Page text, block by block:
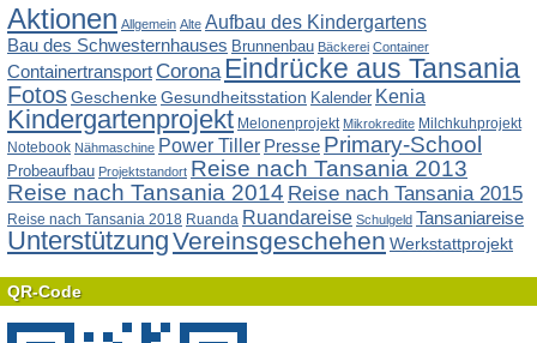
Aktionen Allgemein Alte Aufbau des Kindergartens
Bau des Schwesternhauses Brunnenbau Bäckerei Container
Containertransport Corona Eindrücke aus Tansania
FotosGeschenkeGesundheitsstation Kalender Kenia
Kindergartenprojekt Melonenprojekt Mikrokredite Milchkuhprojekt
Notebook Nähmaschine Power Tiller Presse Primary-School
Probeaufbau Projektstandort Reise nach Tansania 2013
Reise nach Tansania 2014 Reise nach Tansania 2015
Reise nach Tansania 2018 Ruanda Ruandareise Schulgeld Tansaniareise
UnterstützungVereinsgeschehen Werkstattprojekt
QR-Code